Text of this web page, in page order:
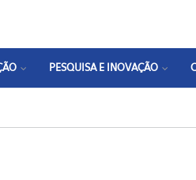
PESQUISA E INOVAÇÃO